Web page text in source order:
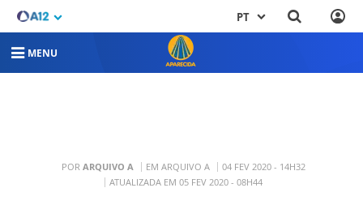
PT
MENU
POR ARQUIVO A EM ARQUIVO A
04 FEV 2020 - 14H32
ATUALIZADA EM 05 FEV 2020 - 08H44